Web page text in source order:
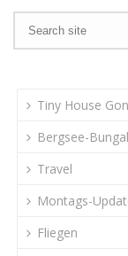
Tiny House
Bergsee-
Travel
Montags-
Fliegen